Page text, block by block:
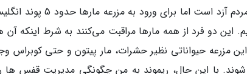
بازدید از خانه مارها برای
این دو فرد از همه مارها مراقبت می‌کنند به شرط اینکه آن
مزرعه حیواناتی نظیر حشرات، مار پیتون و حتی کوبراس
با این حال، ریموند به من چگونگی مدیریت قفس ها